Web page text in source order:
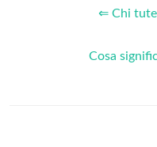
⇐ Chi
Cosa